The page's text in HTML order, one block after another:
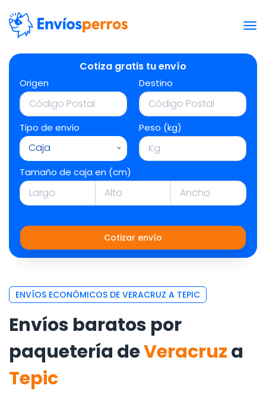
Cotiza gratis tu envío
Origen Destino
Tipo de envío
Caja
Peso (kg)
Tamaño de caja en (cm)
Cotizar envío
ENVÍOS ECONÓMICOS DE VERACRUZ A TEPIC
Envíos baratos por
paquetería deVeracruza
Tepic